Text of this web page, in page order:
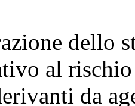
dello
al
da